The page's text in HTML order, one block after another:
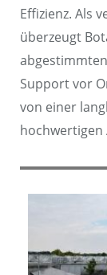
Effizienz. Als
überzeugt
Support vor
von einer
hochwertigen